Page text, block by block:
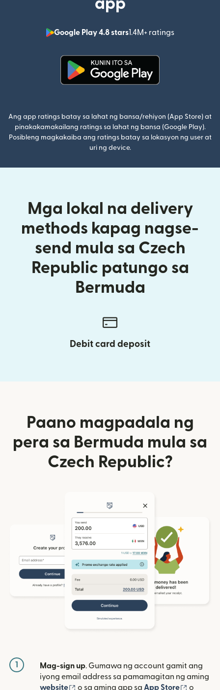
app
Google Play 4.8 stars1.4M+ ratings
(bubukas
Ang app ratings batay sa lahat ng bansa/rehiyon (App Store) at
pinakakamakailang ratings sa lahat ng bansa (Google Play).
Posibleng magkakaiba ang ratings batay sa lokasyon ng user at
uri ng device.
Mga lokal na delivery
methods kapag nagse-
send mula sa Czech
Republic patungo sa
Bermuda
Debit card deposit
Paano magpadala ng
pera sa Bermuda mula sa
Czech Republic?
1 Mag-sign up. Gumawa ng account gamit ang
iyong email address sa pamamagitan ng aming
website
(bubukas sa bagong window)
o sa aming app sa App Store
o